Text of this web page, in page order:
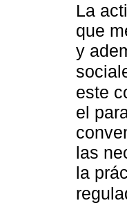
La
que
y
este
el
las
la